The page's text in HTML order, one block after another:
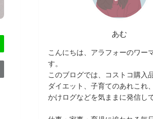
あむ
こんにちは、アラフォーのワー
す。
このブログでは、コストコ購入
ダイエット、子育てのあれこれ
かけログなどを気ままに発信し